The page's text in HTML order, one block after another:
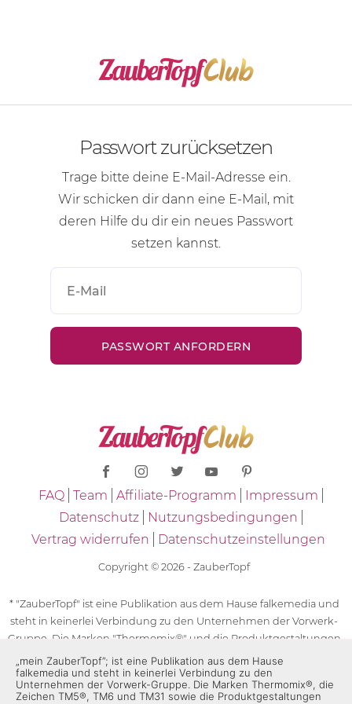
Passwort zurücksetzen
Trage bitte deine E-Mail-Adresse ein.
Wir schicken dir dann eine E-Mail , mit
deren Hilfe du dir ein neues Passwort
setzen kannst.
FAQ Team Affiliate-Programm
Impressum
Datenschutz
Nutzungsbedingungen
Vertrag widerrufen
Datenschutzeinstellungen
Copyright © 2026 - ZauberTopf
* "ZauberTopf" ist eine Publikation aus dem Hause falkemedia und
steht in keinerlei Verbindung zu den Unternehmen der Vorwerk-
Gruppe. Die Marken "Thermomix®" und die Produktgestaltungen
des "Thermomix®" sind eingetragene Marken der Unternehmen
der Vorwerk-Gruppe. Die Marken Thermomix®, die Zeichen TM5®,
TM6 und TM31 sowie die Produktgestaltungen des Thermomix®
„mein ZauberTopf”; ist eine Publikation aus dem Hause
falkemedia und steht in keinerlei Verbindung zu den
Unternehmen der Vorwerk-Gruppe. Die Marken Thermomix®, die
Zeichen TM5®, TM6 und TM31 sowie die Produktgestaltungen